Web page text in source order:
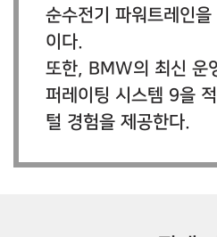
순수전기 파워트레인
이다.
또한, BMW의 최신 운
퍼레이팅 시스템 9을
털 경험을 제공한다.